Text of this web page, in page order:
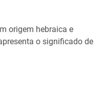
origem hebraica e
o significado de